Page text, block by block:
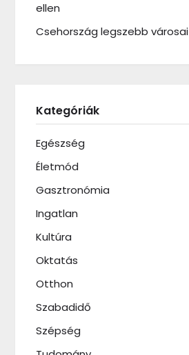
ellen
Csehország legszebb városai
Kategóriák
Egészség
Életmód
Gasztronómia
Ingatlan
Kultúra
Oktatás
Otthon
Szabadidő
Szépség